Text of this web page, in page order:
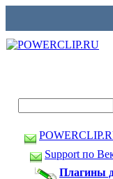
Support по
Плагины